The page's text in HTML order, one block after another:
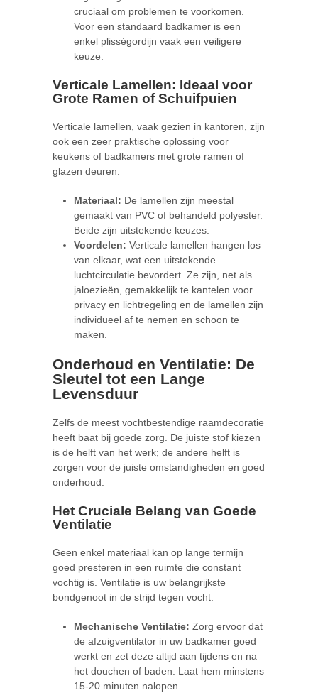
cruciaal om problemen te voorkomen.
Voor een standaard badkamer is een
enkel plisségordijn vaak een veiligere
keuze.
Verticale Lamellen: Ideaal voor
Grote Ramen of Schuifpuien
Verticale lamellen, vaak gezien in kantoren, zijn
ook een zeer praktische oplossing voor
keukens of badkamers met grote ramen of
glazen deuren.
Materiaal: De lamellen zijn meestal
gemaakt van PVC of behandeld polyester.
Beide zijn uitstekende keuzes.
Voordelen: Verticale lamellen hangen los
van elkaar, wat een uitstekende
luchtcirculatie bevordert. Ze zijn, net als
jaloezieën, gemakkelijk te kantelen voor
privacy en lichtregeling en de lamellen zijn
individueel af te nemen en schoon te
maken.
Onderhoud en Ventilatie: De
Sleutel tot een Lange
Levensduur
Zelfs de meest vochtbestendige raamdecoratie
heeft baat bij goede zorg. De juiste stof kiezen
is de helft van het werk; de andere helft is
zorgen voor de juiste omstandigheden en goed
onderhoud.
Het Cruciale Belang van Goede
Ventilatie
Geen enkel materiaal kan op lange termijn
goed presteren in een ruimte die constant
vochtig is. Ventilatie is uw belangrijkste
bondgenoot in de strijd tegen vocht.
Mechanische Ventilatie: Zorg ervoor dat
de afzuigventilator in uw badkamer goed
werkt en zet deze altijd aan tijdens en na
het douchen of baden. Laat hem minstens
15-20 minuten nalopen.